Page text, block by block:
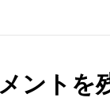
ントを